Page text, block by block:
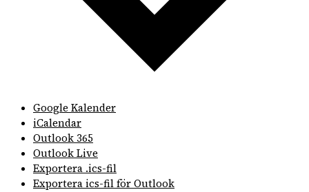
Google Kalender
iCalendar
Outlook 365
Outlook Live
Exportera .ics-fil
Exportera ics-fil för Outlook